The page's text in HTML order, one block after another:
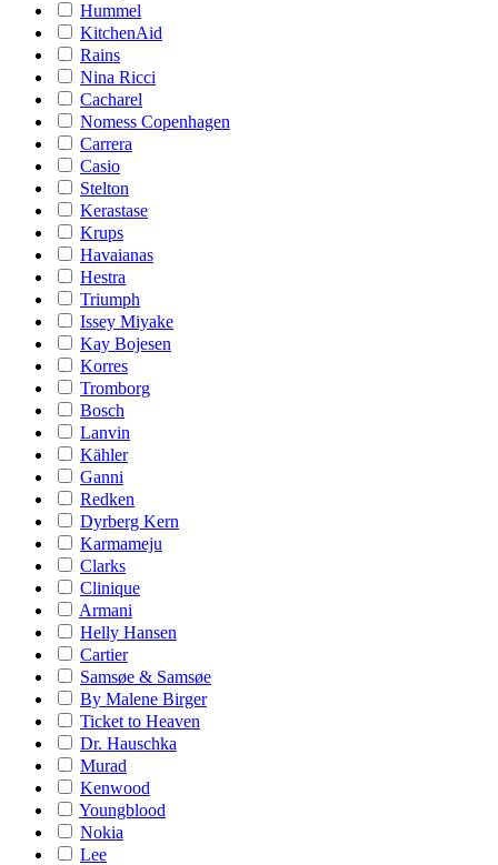
Hummel
KitchenAid
Rains
Nina Ricci
Cacharel
Nomess Copenhagen
Carrera
Casio
Stelton
Kerastase
Krups
Havaianas
Hestra
Triumph
Issey Miyake
Kay Bojesen
Korres
Tromborg
Bosch
Lanvin
Kähler
Ganni
Redken
Dyrberg Kern
Karmameju
Clarks
Clinique
Armani
Helly Hansen
Cartier
Samsøe & Samsøe
By Malene Birger
Ticket to Heaven
Dr. Hauschka
Murad
Kenwood
Youngblood
Nokia
Lee